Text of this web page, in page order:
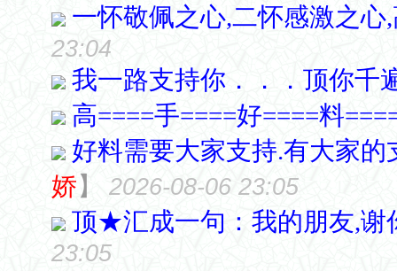
一怀敬佩之心,二怀感激之心
23:04
我一路支持你．．．顶你千
高====手====好====料
好料需要大家支持.有大家
娇】 2026-08-06 23:05
顶★汇成一句：我的朋友,谢
23:05